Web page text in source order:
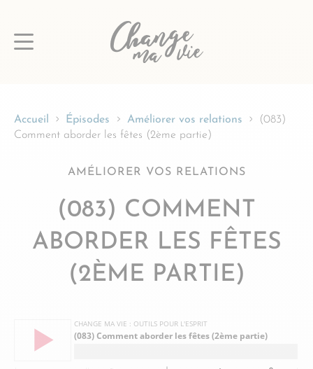
au
Accueil Épisodes Améliorer vos relations
(083)
Comment aborder les fêtes (2ème partie)
AMÉLIORER VOS RELATIONS
(083) COMMENT
ABORDER LES FÊTES
(2ÈME PARTIE)